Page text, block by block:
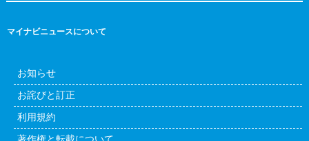
マイナビニュースについて
お知らせ
お詫びと訂正
利用規約